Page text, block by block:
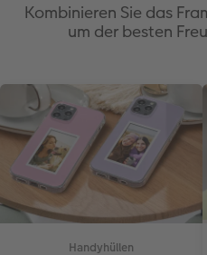
Kombinieren Sie das
um der besten
Handyhüllen